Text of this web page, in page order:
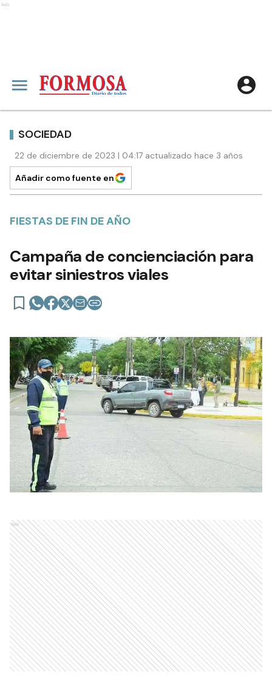
Ads
SOCIEDAD
22 de diciembre de 2023 | 04:17 actualizado hace 3 años
Añadir como fuente en
FIESTAS DE FIN DE AÑO
Campaña de concienciación para
evitar siniestros viales
Ads